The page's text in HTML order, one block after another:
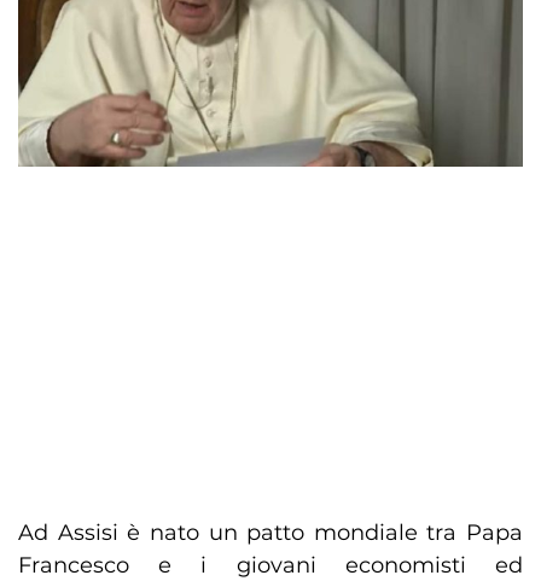
Ad Assisi è nato un patto mondiale tra Papa
Francesco e i giovani economisti ed